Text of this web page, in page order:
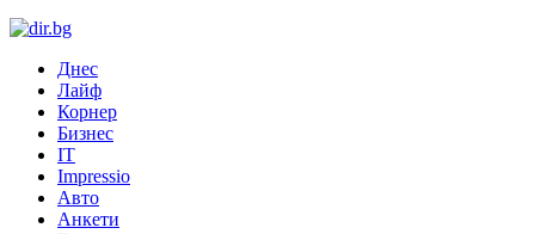
Днес
Лайф
Корнер
Бизнес
IT
Impressio
Авто
Анкети